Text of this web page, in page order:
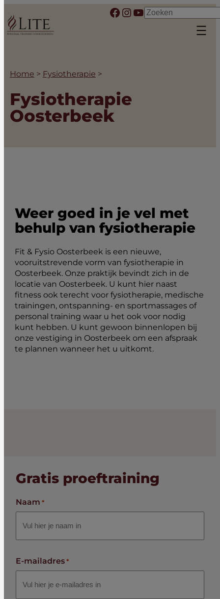
naar
de
Facebook
Instagram
YouTube
Zoeken
Home > Fysiotherapie >
Fysiotherapie
Oosterbeek
Weer goed in je vel met
behulp van fysiotherapie
Fit & Fysio Oosterbeek is een nieuwe,
vooruitstrevende vorm van fysiotherapie in
Oosterbeek. Onze praktijk bevindt zich in de
locatie van Oosterbeek. U kunt hier naast
fitness ook terecht voor fysiotherapie, medische
trainingen, ontspanning- en sportmassages of
personal training waar u het ook voor nodig
kunt hebben. U kunt gewoon binnenlopen bij
onze vestiging in Oosterbeek om een afspraak
te plannen wanneer het u uitkomt.
Gratis proeftraining
Naam *
E-mailadres *